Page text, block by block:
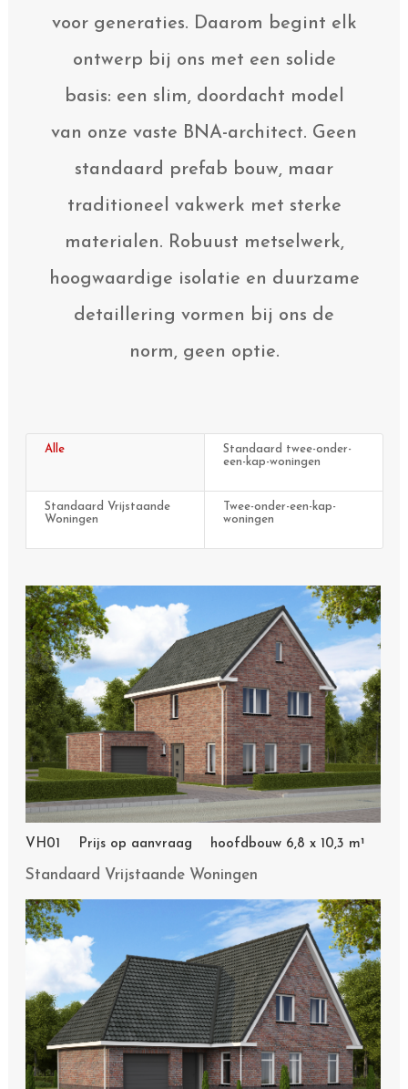
voor generaties. Daarom begint elk
ontwerp bij ons met een solide
basis: een slim, doordacht model
van onze vaste BNA-architect. Geen
standaard prefab bouw, maar
traditioneel vakwerk met sterke
materialen. Robuust metselwerk,
hoogwaardige isolatie en duurzame
detaillering vormen bij ons de
norm, geen optie.
Alle
Standaard twee-onder-
een-kap-woningen
Standaard Vrijstaande
Woningen
Twee-onder-een-kap-
woningen
VH01 Prijs op aanvraag hoofdbouw 6,8 x 10,3 m¹
Standaard Vrijstaande Woningen